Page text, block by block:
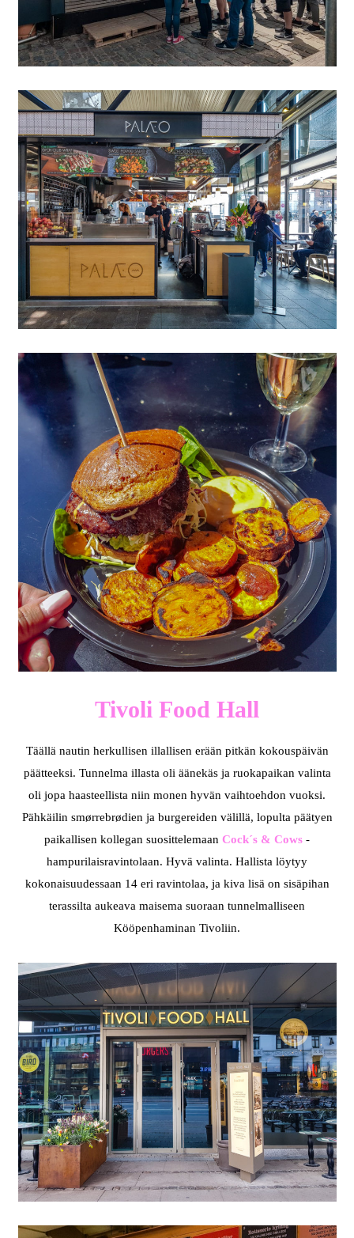
Tivoli Food Hall
Täällä nautin herkullisen illallisen erään pitkän kokouspäivän
päätteeksi. Tunnelma illasta oli äänekäs ja ruokapaikan valinta
oli jopa haasteellista niin monen hyvän vaihtoehdon vuoksi.
Pähkäilin smørrebrødien ja burgereiden välillä, lopulta päätyen
paikallisen kollegan suosittelemaan Cock´s & Cows -
hampurilaisravintolaan. Hyvä valinta. Hallista löytyy
kokonaisuudessaan 14 eri ravintolaa, ja kiva lisä on sisäpihan
terassilta aukeava maisema suoraan tunnelmalliseen
Kööpenhaminan Tivoliin.